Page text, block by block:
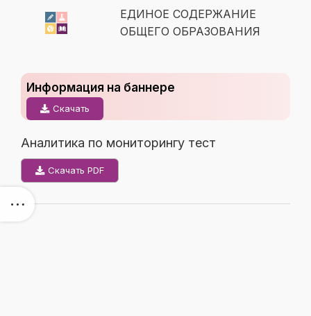
ЕДИНОЕ СОДЕРЖАНИЕ
ОБЩЕГО ОБРАЗОВАНИЯ
Информация на баннере
Скачать
Аналитика по мониторингу тест
Скачать PDF